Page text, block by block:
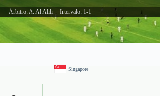
Árbitro: A. Al Alili Intervalo: 1-1
Singapore